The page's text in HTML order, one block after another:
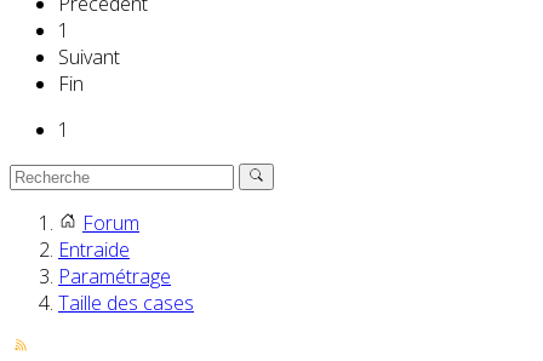
1
Suivant
Fin
1
Forum
Entraide
Paramétrage
Taille des cases